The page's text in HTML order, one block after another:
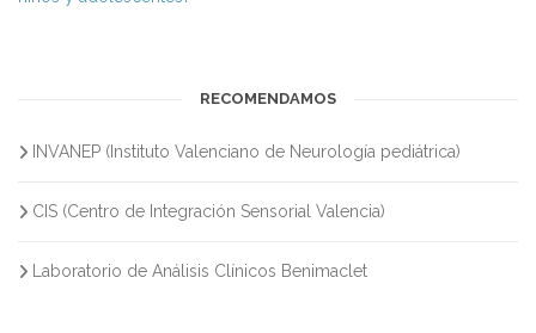
RECOMENDAMOS
INVANEP (Instituto Valenciano de Neurología pediátrica)
CIS (Centro de Integración Sensorial Valencia)
Laboratorio de Análisis Clínicos Benimaclet